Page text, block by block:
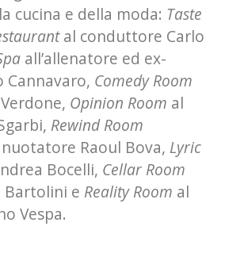
cucina e della moda: Taste
al conduttore Carlo
all’allenatore ed ex-
Cannavaro, Comedy Room
Opinion Room al
Rewind Room
Raoul Bova, Lyric
Bocelli, Cellar Room
Bartolini e Reality Room al
Vespa.